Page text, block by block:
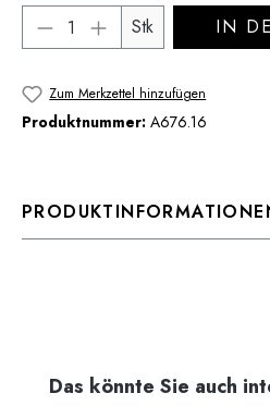
Produkt Anzahl: Gib
Stk IN
Zum Merkzettel hinzufügen
Produktnummer: A676.16
Produktgalerie überspringen
Das könnte Sie auch